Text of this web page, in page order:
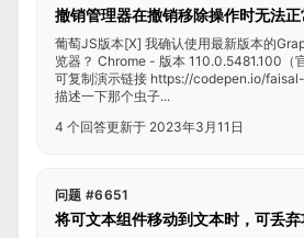
撤销管理器在撤销移除操作时无法
葡萄JS版本[X] 我确认使用最新版本的
览器？ Chrome - 版本 110.0.5481.100（
可复制演示链接 https://codepen.io/
描述一下那个虫子...
4 个回答更新于 2023年3月11日
问题 #6651
将可文本组件移动到文本时，可丢